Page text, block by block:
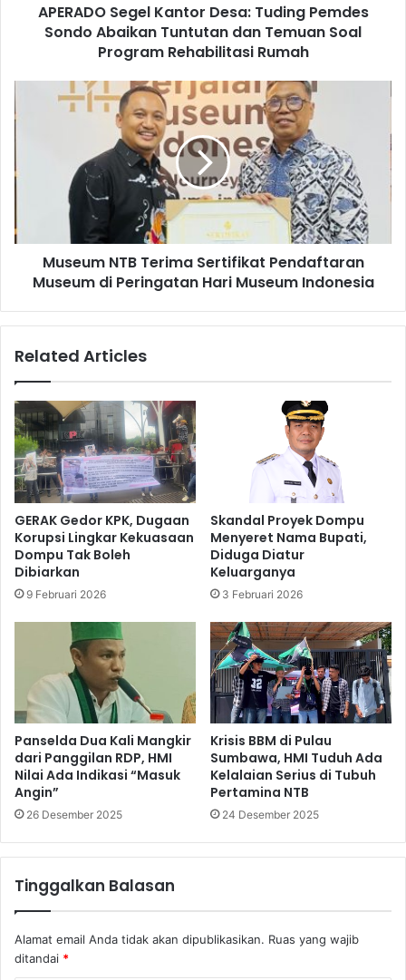
APERADO Segel Kantor Desa: Tuding Pemdes
Sondo Abaikan Tuntutan dan Temuan Soal
Program Rehabilitasi Rumah
Museum NTB Terima Sertifikat Pendaftaran
Museum di Peringatan Hari Museum Indonesia
Related Articles
GERAK Gedor KPK, Dugaan
Korupsi Lingkar Kekuasaan
Dompu Tak Boleh
Dibiarkan
9 Februari 2026
Skandal Proyek Dompu
Menyeret Nama Bupati,
Diduga Diatur
Keluarganya
3 Februari 2026
Panselda Dua Kali Mangkir
dari Panggilan RDP, HMI
Nilai Ada Indikasi “Masuk
Angin”
26 Desember 2025
Krisis BBM di Pulau
Sumbawa, HMI Tuduh Ada
Kelalaian Serius di Tubuh
Pertamina NTB
24 Desember 2025
Tinggalkan Balasan
Alamat email Anda tidak akan dipublikasikan. Ruas yang wajib
ditandai *